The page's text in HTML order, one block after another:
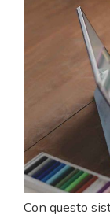
Con questo